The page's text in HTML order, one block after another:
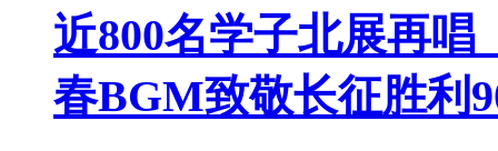
近800名学子北展再
春BGM致敬长征胜利